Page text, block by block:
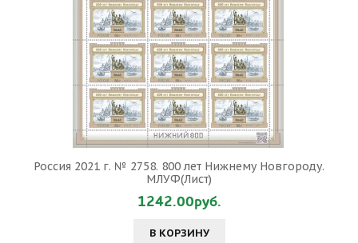
Россия 2021 г. № 2758. 800 лет Нижнему Новгороду.
МЛУФ(Лист)
1242.00руб.
В КОРЗИНУ